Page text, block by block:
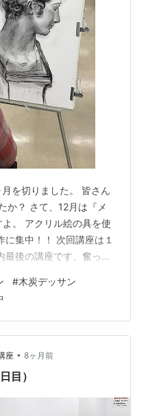
を切りました。 皆さん
か？ さて、12月は『メ
。 アクリル絵の具を使
集中！！ 次回講座は１
最後の講座です、奮って
初心者
待ちしております。 ー
是非フォローよろしくお
#木炭デッサン
座 • 8ヶ月前
目）